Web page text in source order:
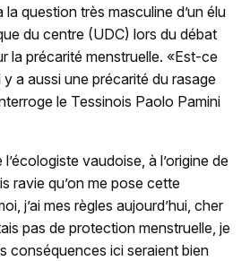
question très masculine d’un élu
du centre (UDC) lors du débat
la précarité menstruelle. «Est-ce
a aussi une précarité du rasage
le Tessinois Paolo Pamini
vaudoise, à l’origine de
ravie qu’on me pose cette
j’ai mes règles aujourd’hui, cher
pas de protection menstruelle, je
conséquences ici seraient bien